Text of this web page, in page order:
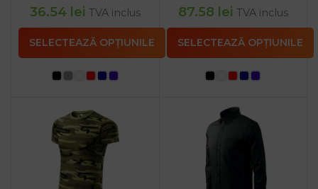
36.54 lei TVA inclus
SELECTEAZĂ OPȚIUNILE
87.58 lei TVA inclus
SELECTEAZĂ OPȚIUNILE